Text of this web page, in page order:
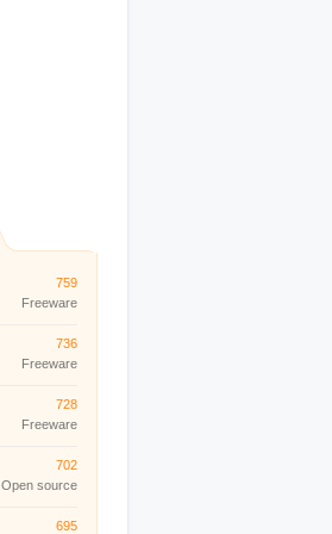
759
Freeware
736
Freeware
728
Freeware
702
Open source
695